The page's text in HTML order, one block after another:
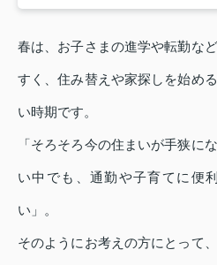
春は、お子さまの進学や転勤な
すく、住み替えや家探しを始め
い時期です。
「そろそろ今の住まいが手狭に
い中でも、通勤や子育てに便
い」。
そのようにお考えの方にとって